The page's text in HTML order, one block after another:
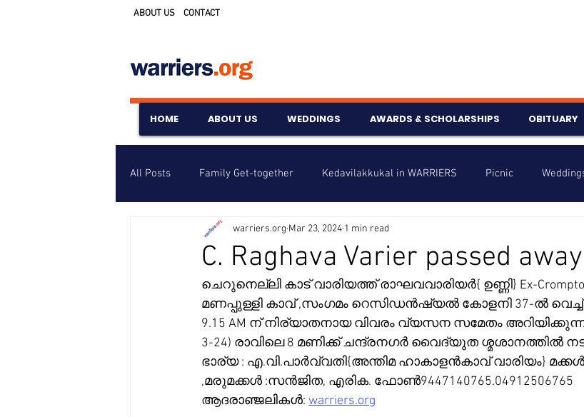
ABOUT US CONTACT
HOME ABOUT US WEDDINGS AWARDS & SCHOLARSHIPS OBITUARY
All Posts Family Get-together Kedavilakkukal in WARRIERS Picnic
Awards & Scholarships Events Info
Untitled Category Wedding Anniversary
C. Raghava Varier passed away
warriers.org Mar 23, 2024 1 min read
ചെറുനെല്ലി കാട് വാരിയത്ത് രാഘവവാരിയർ{ ഉണ്ണി} Ex-
മണപ്പുള്ളി കാവ് ,സംഗമം റെസിഡൻഷ്യൽ കോളനി 37-ൽ വെച്ച്
9.15 AM ന് നിര്യാതനായ വിവരം വ്യസന സമേതം
3-24) രാവിലെ 8 മണിക്ക് ചന്ദ്രനഗർ വൈദ്യുത ശ്മശാനത്തിൽ
ഭാര്യ : എ.വി.പാർവ്വതി{അന്തിമ ഹാകാളൻകാവ് വാരിയം} മക്കൾ:
,മരുമക്കൾ :സൻജിത, എരിക. ഫോൺ9447140765.04912506765
ആദരാഞ്ജലികൾ: warriers.org